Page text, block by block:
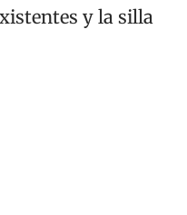
y la silla